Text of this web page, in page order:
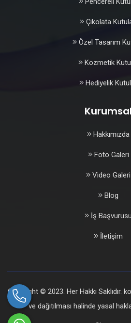
Çikolata
Özel Tasarım
Kozmetik
Hediyelik
Kurumsal
Hakkımızda
Foto Galeri
Video Galeri
Blog
İş Başvurusu
İletişim
Copyright © 2023. Her Hakkı Saklıdır.
ve dağıtılması halinde yasal